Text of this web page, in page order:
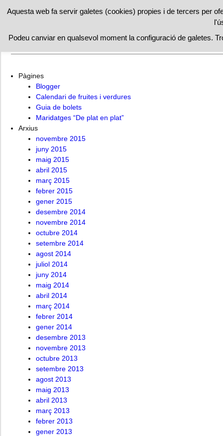
Inici Maridatges “De plat en plat”
Institut Català Cuina
Pàgines
Blogger
Calendari de fruites i verdures
Guia de bolets
Maridatges “De plat en plat”
Arxius
novembre 2015
juny 2015
maig 2015
abril 2015
març 2015
febrer 2015
gener 2015
desembre 2014
novembre 2014
octubre 2014
setembre 2014
agost 2014
juliol 2014
juny 2014
maig 2014
abril 2014
març 2014
febrer 2014
gener 2014
desembre 2013
novembre 2013
octubre 2013
setembre 2013
agost 2013
maig 2013
abril 2013
març 2013
febrer 2013
gener 2013
Aquesta web fa servir galetes (cookies) propies i de tercers per
Podeu canviar en qualsevol moment la configuració de galetes.